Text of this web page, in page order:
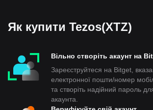
Як купити Tezos(XTZ)
Вільно створіть акаунт на
Зареєструйтеся на Bitget,
електронної пошти/номер
та створіть надійний пароль
акаунта.